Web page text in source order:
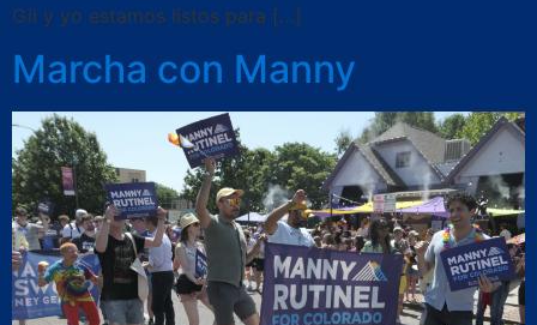
Gil y yo estamos listos para […]
Marcha con Manny